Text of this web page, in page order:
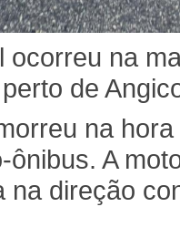
ocorreu na
de
na
A
na direção